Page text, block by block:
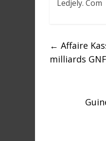
e
m
Ledjely. Com
← Affaire
milliards GNF